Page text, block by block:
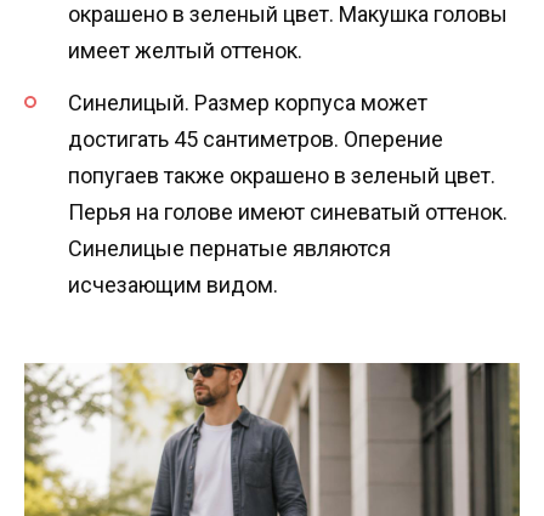
окрашено в зеленый цвет. Макушка головы
имеет желтый оттенок.
Синелицый. Размер корпуса может
достигать 45 сантиметров. Оперение
попугаев также окрашено в зеленый цвет.
Перья на голове имеют синеватый оттенок.
Синелицые пернатые являются
исчезающим видом.